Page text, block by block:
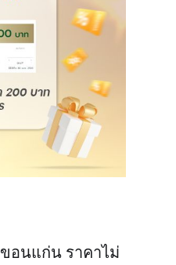
อนแก่น ราคาไม่